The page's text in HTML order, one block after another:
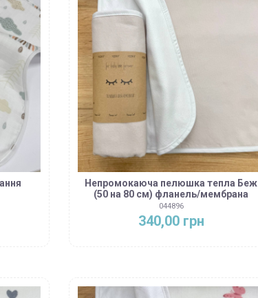
Непромокаюча пелюшка тепла Беж
(50 на 80 см) фланель/мембрана
044896
340,00 грн